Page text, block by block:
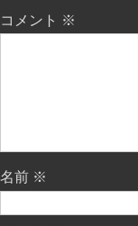
コメント ※
名前 ※